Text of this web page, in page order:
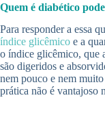
Quem é diabético
Para responder a essa
índice glicêmico e a
o índice glicêmico, que
são digeridos e
nem pouco e nem
prática não é vantajoso